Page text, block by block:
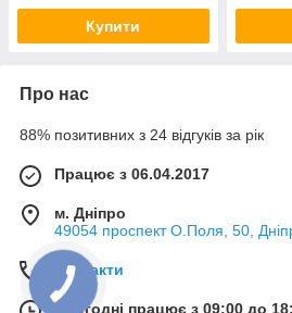
Купити
Про нас
88% позитивних з 24 відгуків за рік
Працює з 06.04.2017
м. Дніпро
49054 проспект О.Поля, 50,
Контакти
Сьогодні працює з 09:00 до